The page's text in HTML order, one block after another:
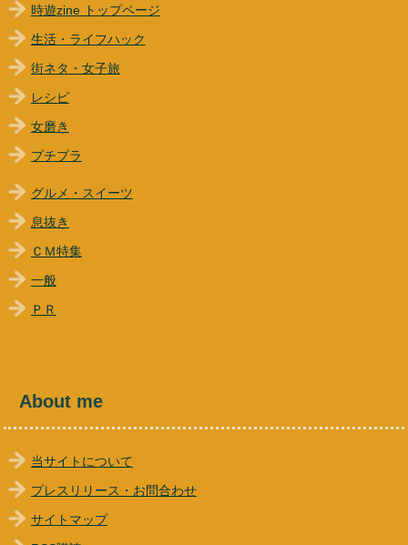
時遊zine トップページ
生活・ライフハック
街ネタ・女子旅
レシピ
女磨き
プチプラ
グルメ・スイーツ
息抜き
ＣＭ特集
一般
ＰＲ
About me
当サイトについて
プレスリリース・お問合わせ
サイトマップ